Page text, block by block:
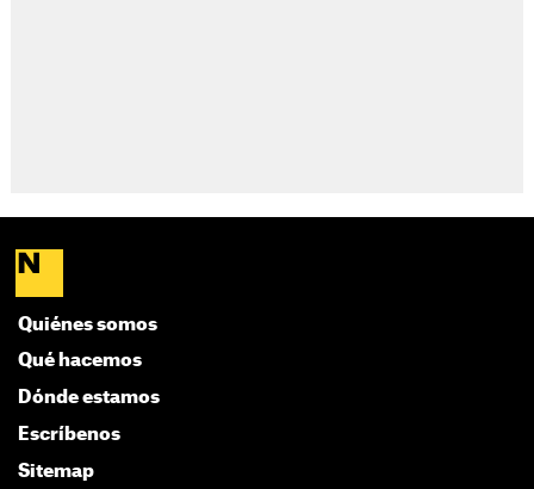
Quiénes somos
Qué hacemos
Dónde estamos
Escríbenos
Sitemap